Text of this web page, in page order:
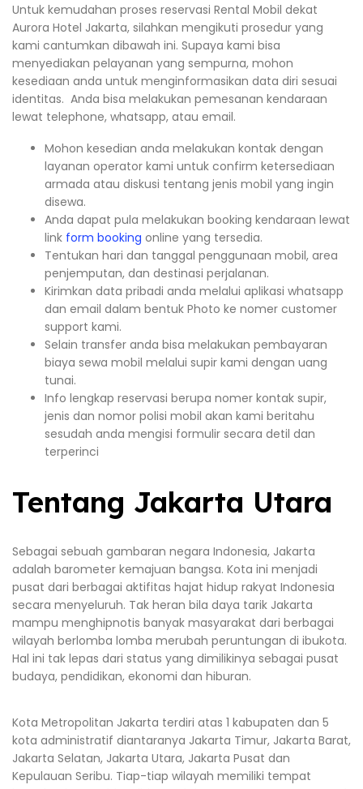
Untuk kemudahan proses reservasi Rental Mobil dekat
Aurora Hotel Jakarta, silahkan mengikuti prosedur yang
kami cantumkan dibawah ini. Supaya kami bisa
menyediakan pelayanan yang sempurna, mohon
kesediaan anda untuk menginformasikan data diri sesuai
identitas. Anda bisa melakukan pemesanan kendaraan
lewat telephone, whatsapp, atau email.
Mohon kesedian anda melakukan kontak dengan
layanan operator kami untuk confirm ketersediaan
armada atau diskusi tentang jenis mobil yang ingin
disewa.
Anda dapat pula melakukan booking kendaraan lewat
link form booking online yang tersedia.
Tentukan hari dan tanggal penggunaan mobil, area
penjemputan, dan destinasi perjalanan.
Kirimkan data pribadi anda melalui aplikasi whatsapp
dan email dalam bentuk Photo ke nomer customer
support kami.
Selain transfer anda bisa melakukan pembayaran
biaya sewa mobil melalui supir kami dengan uang
tunai.
Info lengkap reservasi berupa nomer kontak supir,
jenis dan nomor polisi mobil akan kami beritahu
sesudah anda mengisi formulir secara detil dan
terperinci
Tentang Jakarta Utara
Sebagai sebuah gambaran negara Indonesia, Jakarta
adalah barometer kemajuan bangsa. Kota ini menjadi
pusat dari berbagai aktifitas hajat hidup rakyat Indonesia
secara menyeluruh. Tak heran bila daya tarik Jakarta
mampu menghipnotis banyak masyarakat dari berbagai
wilayah berlomba lomba merubah peruntungan di ibukota.
Hal ini tak lepas dari status yang dimilikinya sebagai pusat
budaya, pendidikan, ekonomi dan hiburan.
Kota Metropolitan Jakarta terdiri atas 1 kabupaten dan 5
kota administratif diantaranya Jakarta Timur, Jakarta Barat,
Jakarta Selatan, Jakarta Utara, Jakarta Pusat dan
Kepulauan Seribu. Tiap-tiap wilayah memiliki tempat